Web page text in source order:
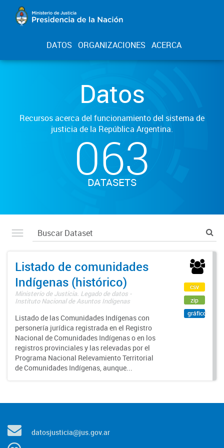
DATOS ORGANIZACIONES ACERCA
Datos
Recursos acerca del funcionamiento del sistema de
justicia de la República Argentina.
063
DATASETS
Listado de comunidades
Indígenas (histórico)
Ministerio de Justicia. Legado de datos -
Instituto Nacional de Asuntos Indígenas
Listado de las Comunidades Indígenas con
personería jurídica registrada en el Registro
Nacional de Comunidades Indígenas o en los
registros provinciales y las relevadas por el
Programa Nacional Relevamiento Territorial
de Comunidades Indígenas, aunque...
csv
zip
gráfico
datosjusticia@jus.gov.ar